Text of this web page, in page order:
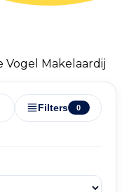
Makelaardij
Filters 0